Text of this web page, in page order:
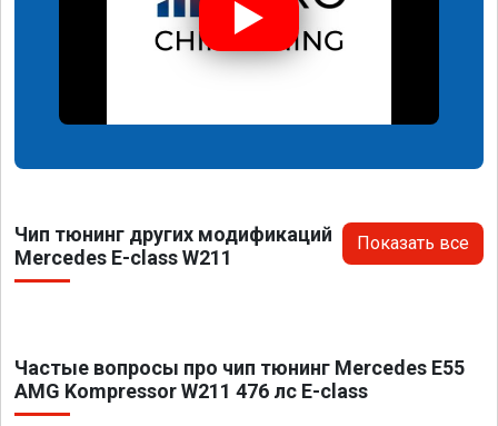
Чип тюнинг других модификаций
Mercedes E-class W211
Показать все
Частые вопросы про чип тюнинг Mercedes E55
AMG Kompressor W211 476 лс E-class